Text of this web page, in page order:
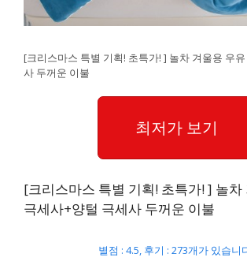
[크리스마스 특별 기획! 초특가! ] 놀차 겨울용 우
사 두꺼운 이불
최저가 보기
[크리스마스 특별 기획! 초특가! ] 놀차
극세사+양털 극세사 두꺼운 이불
별점 : 4.5, 후기 : 273개가 있습니